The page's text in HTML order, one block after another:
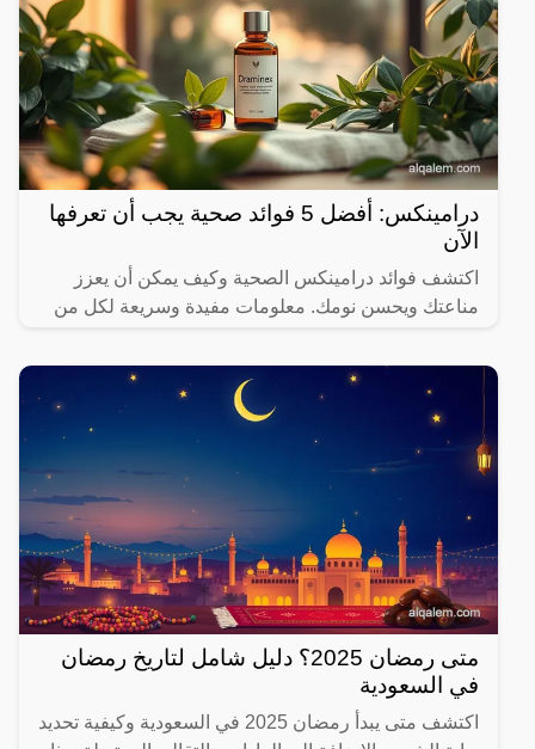
درامينكس: أفضل 5 فوائد صحية يجب أن تعرفها
الآن
اكتشف فوائد درامينكس الصحية وكيف يمكن أن يعزز
مناعتك ويحسن نومك. معلومات مفيدة وسريعة لكل من
متى رمضان 2025؟ دليل شامل لتاريخ رمضان
في السعودية
اكتشف متى يبدأ رمضان 2025 في السعودية وكيفية تحديد